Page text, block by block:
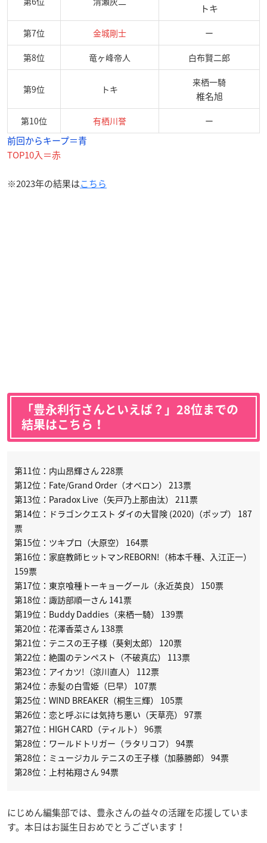
トキ
第7位 金城剛士 ー
第8位 竜ヶ峰帝人 白布賢二郎
第9位 トキ
来栖一騎
椎名旭
第10位 有栖川誉 ー
前回からキープ＝青
TOP10入＝赤
※2023年の結果はこちら
「豊永利行さんといえば？」28位までの
結果はこちら！
第11位：内山昂輝さん 228票
第12位：Fate/Grand Order（オベロン） 213票
第13位：Paradox Live（矢戸乃上那由汰） 211票
第14位：ドラゴンクエスト ダイの大冒険 (2020)（ポップ） 187
票
第15位：ツキプロ（大原空） 164票
第16位：家庭教師ヒットマンREBORN!（柿本千種、入江正一）
159票
第17位：東京喰種トーキョーグール（永近英良） 150票
第18位：諏訪部順一さん 141票
第19位：Buddy Daddies（来栖一騎） 139票
第20位：花澤香菜さん 138票
第21位：テニスの王子様（葵剣太郎） 120票
第22位：絶園のテンペスト（不破真広） 113票
第23位：アイカツ!（涼川直人） 112票
第24位：赤髪の白雪姫（巳早） 107票
第25位：WIND BREAKER（桐生三輝） 105票
第26位：恋と呼ぶには気持ち悪い（天草亮） 97票
第27位：HIGH CARD（ティルト） 96票
第28位：ワールドトリガー（ラタリコフ） 94票
第28位：ミュージカル テニスの王子様（加藤勝郎） 94票
第28位：上村祐翔さん 94票
にじめん編集部では、豊永さんの益々の活躍を応援していま
す。本日はお誕生日おめでとうございます！